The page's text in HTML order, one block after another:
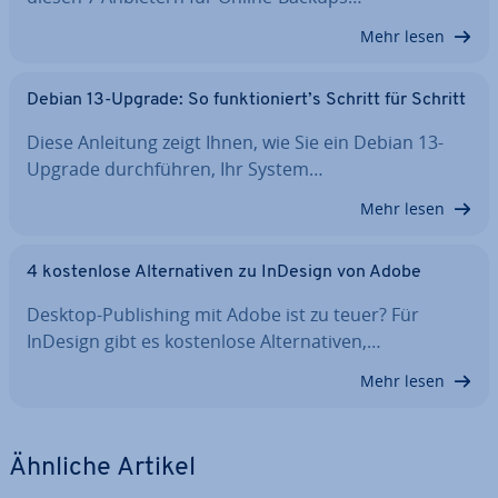
Mehr lesen
Debian 13-Upgrade: So funk­tio­niert’s Schritt für Schritt
Diese Anleitung zeigt Ihnen, wie Sie ein Debian 13-
Upgrade durch­füh­ren, Ihr System…
Mehr lesen
4 kos­ten­lo­se Al­ter­na­ti­ven zu InDesign von Adobe
Desktop-Pu­bli­shing mit Adobe ist zu teuer? Für
InDesign gibt es kos­ten­lo­se Al­ter­na­ti­ven,…
Mehr lesen
Ähnliche Artikel